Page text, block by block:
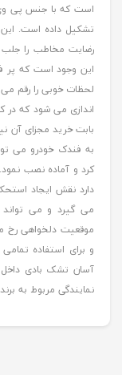
است که با جنس پی
تشکیل داده است.
رضایت مخاطب را
این وجود است که پر
لحظات خوبی را رقم
اندازی می شود که در
بابت خرید مجزای آن
به فندک خودرو می
کرد و آماده نصب
دارد نقش ایجاد
می گیرد و می تواند
موقعیت دلخواهی رخ
و برای استفاده
نمایندگی مربوط به برند